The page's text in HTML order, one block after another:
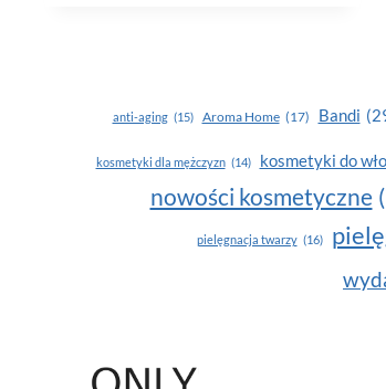
anti-aging (15) Aroma Home (17) Bandi
kosmetyki dla mężczyzn (14) kosmetyki do
nowości kosmetyczne
pielęgnacja twarzy (16)